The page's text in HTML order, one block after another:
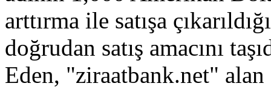
arttırma ile satışa
doğrudan satış amacını
Eden, "ziraatbank.net"